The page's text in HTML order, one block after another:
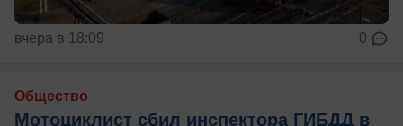
вчера в 18:09 0
Общество
Мотоциклист сбил инспектора ГИБДД в